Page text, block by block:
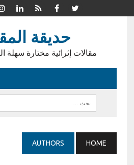
حديقة
مقالات إثرائية مختارة سهلة
HOME
AUTHORS